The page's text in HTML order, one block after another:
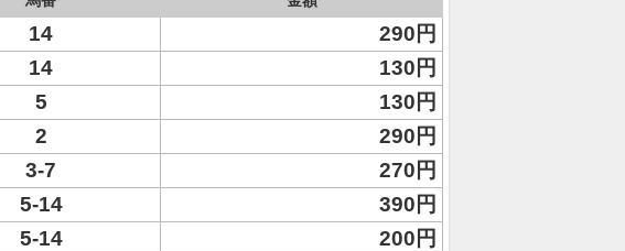
14 290円
14
130円
5
130円
2
290円
3-7
270円
5-14 390円
5-14
200円